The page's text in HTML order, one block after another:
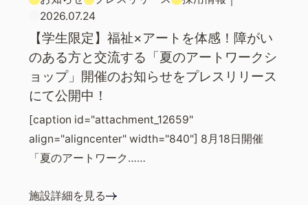
2026.07.24
【学生限定】福祉×アートを体感！障がい
のある方と交流する「夏のアートワークシ
ョップ」開催のお知らせをプレスリリース
にて公開中！
[caption id="attachment_12659"
align="aligncenter" width="840"] 8月18日開催
「夏のアートワーク……
施設詳細を見る